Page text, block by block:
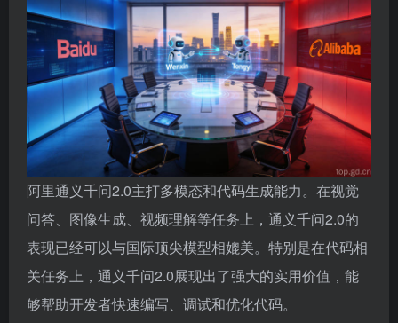
阿里通义千问2.0主打多模态和代码生成能力。在视觉
问答、图像生成、视频理解等任务上，通义千问2.0的
表现已经可以与国际顶尖模型相媲美。特别是在代码相
关任务上，通义千问2.0展现出了强大的实用价值，能
够帮助开发者快速编写、调试和优化代码。